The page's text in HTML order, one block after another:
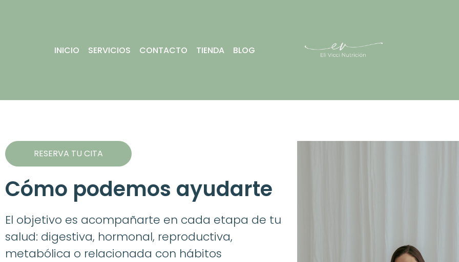
INICIO SERVICIOS CONTACTO TIENDA BLOG
RESERVA TU CITA
Cómo podemos ayudarte
El objetivo es acompañarte en cada etapa de tu
salud: digestiva, hormonal, reproductiva,
metabólica o relacionada con hábitos